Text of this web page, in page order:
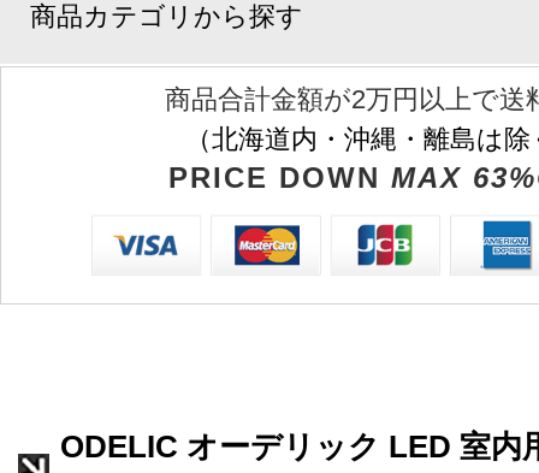
商品カテゴリから探す
商品合計金額が2万円以上で送
（北海道内・沖縄・離島は
PRICE DOWN MAX
ODELIC オーデリック LED 室内